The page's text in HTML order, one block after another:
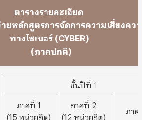
ตารางรายละเอียด
ยหลักสูตรการจัดการความเสี่ยงคว
ทางไซเบอร์ (CYBER)
(ภาคปกติ)
ชั้นปีที่ 1
ภาคที่ 1
(15 หน่วยกิต)
ภาคที่ 2
(12 หน่วยกิต)
ภาค